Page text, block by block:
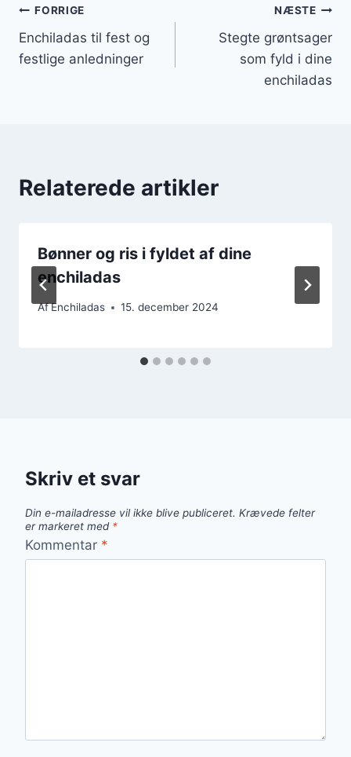
Indlægsnavigation
FORRIGE
Enchiladas til fest og
festlige anledninger
NÆSTE
Stegte grøntsager
som fyld i dine
enchiladas
Relaterede artikler
Bønner og ris i fyldet af dine
enchiladas
AfEnchiladas 15. december 2024
Skriv et svar
Din e-mailadresse vil ikke blive publiceret. Krævede felter
er markeret med *
Kommentar *